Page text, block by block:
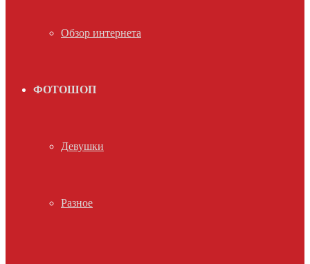
Обзор интернета
ФОТОШОП
Девушки
Разное